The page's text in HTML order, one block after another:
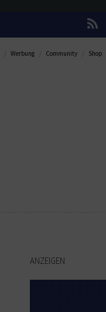
Werbung Community Shop
ANZEIGEN